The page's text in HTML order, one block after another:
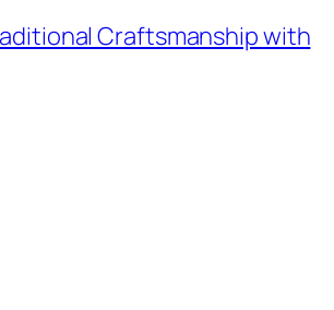
Craftsmanship with